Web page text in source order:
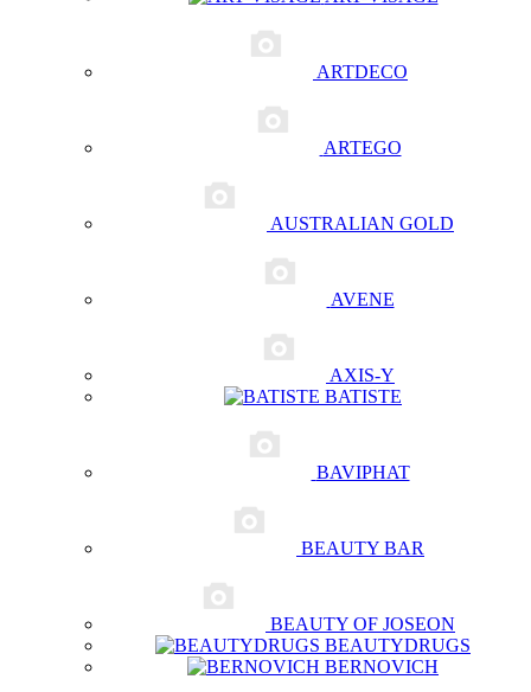
ARTDECO
ARTEGO
AUSTRALIAN GOLD
AVENE
AXIS-Y
BATISTE
BAVIPHAT
BEAUTY BAR
BEAUTY OF JOSEON
BEAUTYDRUGS
BERNOVICH